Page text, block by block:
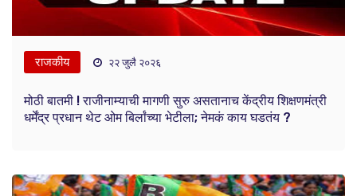
राजकीय २२ जुलै २०२६
मोठी बातमी ! राजीनाम्याची मागणी सुरु असतानाच केंद्रीय शिक्षणमंत्री
धर्मेंद्र प्रधान थेट ओम बिर्लांच्या भेटीला; नेमकं काय घडतंय ?